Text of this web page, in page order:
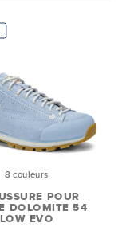
8 couleurs
POUR
DOLOMITE 54
LOW EVO